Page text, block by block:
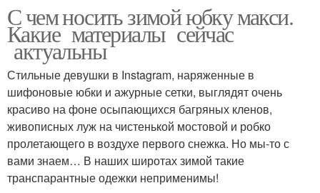
С чем носить зимой юбку макси.
Какие материалы сейчас
актуальны
Стильные девушки в Instagram, наряженные в
шифоновые юбки и ажурные сетки, выглядят очень
красиво на фоне осыпающихся багряных кленов,
живописных луж на чистенькой мостовой и робко
пролетающего в воздухе первого снежка. Но мы-то с
вами знаем… В наших широтах зимой такие
транспарантные одежки неприменимы!